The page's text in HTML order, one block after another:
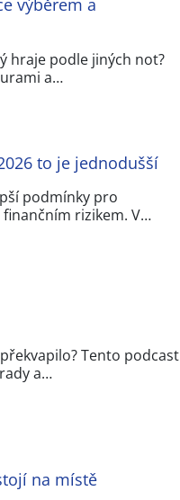
výběrem a
hraje podle jiných not?
a…
to je jednodušší
podmínky pro
rizikem. V…
Tento podcast
a…
na místě